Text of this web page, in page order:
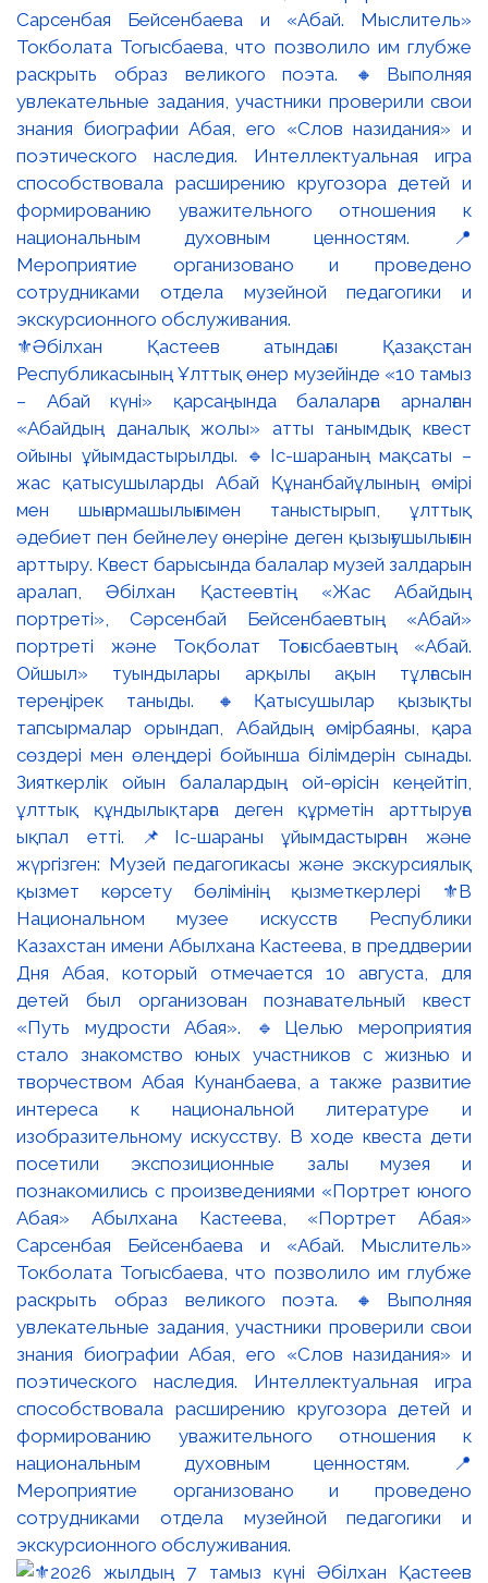
⚜️Әбілхан Қастеев атындағы Қазақстан
Республикасының Ұлттық өнер музейінде «10 тамыз
– Абай күні» қарсаңында балаларға арналған
«Абайдың даналық жолы» атты танымдық квест
ойыны ұйымдастырылды. 🔹Іс-шараның мақсаты –
жас қатысушыларды Абай Құнанбайұлының өмірі
мен шығармашылығымен таныстырып, ұлттық
әдебиет пен бейнелеу өнеріне деген қызығушылығын
арттыру. Квест барысында балалар музей залдарын
аралап, Әбілхан Қастеевтің «Жас Абайдың
портреті», Сәрсенбай Бейсенбаевтың «Абай»
портреті және Тоқболат Тоғысбаевтың «Абай.
Ойшыл» туындылары арқылы ақын тұлғасын
тереңірек таныды. 🔸Қатысушылар қызықты
тапсырмалар орындап, Абайдың өмірбаяны, қара
сөздері мен өлеңдері бойынша білімдерін сынады.
Зияткерлік ойын балалардың ой-өрісін кеңейтіп,
ұлттық құндылықтарға деген құрметін арттыруға
ықпал етті. 📌Іс-шараны ұйымдастырған және
жүргізген: Музей педагогикасы және экскурсиялық
қызмет көрсету бөлімінің қызметкерлері ⚜️В
Национальном музее искусств Республики
Казахстан имени Абылхана Кастеева, в преддверии
Дня Абая, который отмечается 10 августа, для
детей был организован познавательный квест
«Путь мудрости Абая». 🔹Целью мероприятия
стало знакомство юных участников с жизнью и
творчеством Абая Кунанбаева, а также развитие
интереса к национальной литературе и
изобразительному искусству. В ходе квеста дети
посетили экспозиционные залы музея и
познакомились с произведениями «Портрет юного
Абая» Абылхана Кастеева, «Портрет Абая»
Сарсенбая Бейсенбаева и «Абай. Мыслитель»
Токболата Тогысбаева, что позволило им глубже
раскрыть образ великого поэта. 🔸Выполняя
увлекательные задания, участники проверили свои
знания биографии Абая, его «Слов назидания» и
поэтического наследия. Интеллектуальная игра
способствовала расширению кругозора детей и
формированию уважительного отношения к
национальным духовным ценностям. 📍
Мероприятие организовано и проведено
сотрудниками отдела музейной педагогики и
экскурсионного обслуживания.